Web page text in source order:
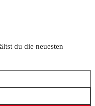
du die neuesten